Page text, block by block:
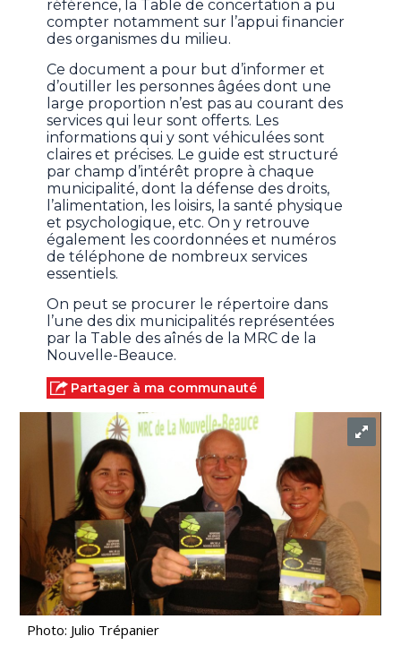
référence, la Table de concertation a pu
compter notamment sur l’appui financier
des organismes du milieu.
Ce document a pour but d’informer et
d’outiller les personnes âgées dont une
large proportion n’est pas au courant des
services qui leur sont offerts. Les
informations qui y sont véhiculées sont
claires et précises. Le guide est structuré
par champ d’intérêt propre à chaque
municipalité, dont la défense des droits,
l’alimentation, les loisirs, la santé physique
et psychologique, etc. On y retrouve
également les coordonnées et numéros
de téléphone de nombreux services
essentiels.
On peut se procurer le répertoire dans
l’une des dix municipalités représentées
par la Table des aînés de la MRC de la
Nouvelle-Beauce.
Partager à ma communauté
Photo: Julio Trépanier